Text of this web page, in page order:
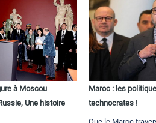
à Moscou
Une histoire
Maroc : les
technocrates !